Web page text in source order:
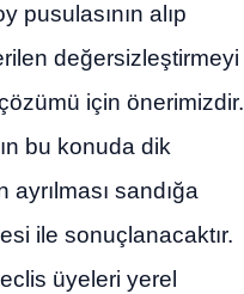
pusulasının alıp
değersizleştirmeyi
için önerimizdir.
bu konuda dik
sandığa
ile sonuçlanacaktır.
üyeleri yerel